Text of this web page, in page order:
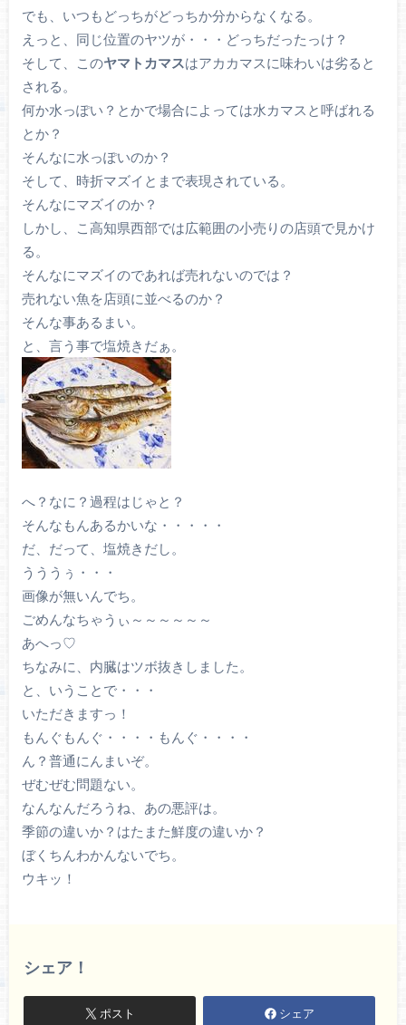
でも、いつもどっちがどっちか分からなくなる。
えっと、同じ位置のヤツが・・・どっちだったっけ？
そして、このヤマトカマスはアカカマスに味わいは劣ると
される。
何か水っぽい？とかで場合によっては水カマスと呼ばれる
とか？
そんなに水っぽいのか？
そして、時折マズイとまで表現されている。
そんなにマズイのか？
しかし、こ高知県西部では広範囲の小売りの店頭で見かけ
る。
そんなにマズイのであれば売れないのでは？
売れない魚を店頭に並べるのか？
そんな事あるまい。
と、言う事で塩焼きだぁ。
へ？なに？過程はじゃと？
そんなもんあるかいな・・・・・
だ、だって、塩焼きだし。
うううぅ・・・
画像が無いんでち。
ごめんなちゃうぃ～～～～～～
あへっ♡
ちなみに、内臓はツボ抜きしました。
と、いうことで・・・
いただきますっ！
もんぐもんぐ・・・・もんぐ・・・・
ん？普通にんまいぞ。
ぜむぜむ問題ない。
なんなんだろうね、あの悪評は。
季節の違いか？はたまた鮮度の違いか？
ぼくちんわかんないでち。
ウキッ！
シェア！
ポスト シェア